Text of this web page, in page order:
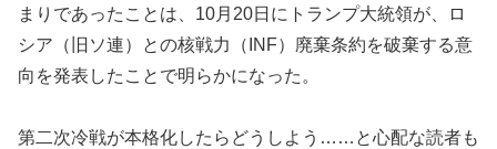
まりであったことは、10月20日にトランプ大統領が、ロ
シア（旧ソ連）との核戦力（INF）廃棄条約を破棄する意
向を発表したことで明らかになった。
第二次冷戦が本格化したらどうしよう……と心配な読者も